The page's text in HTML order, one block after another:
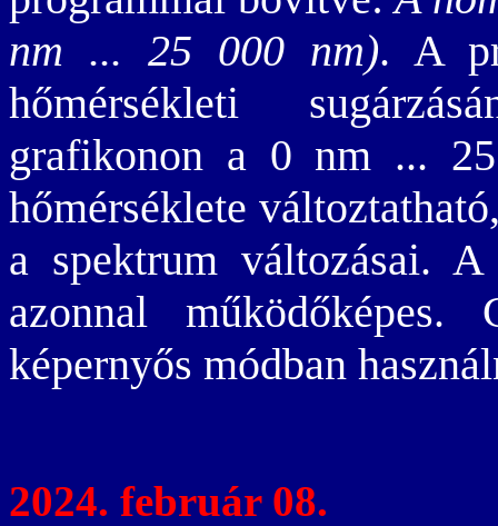
nm ... 25 000 nm). A
hőmérsékleti
grafikonon a 0 nm ...
hőmérséklete
a spektrum változásai.
azonnal működőképes.
képernyős módban
2024. február 08.